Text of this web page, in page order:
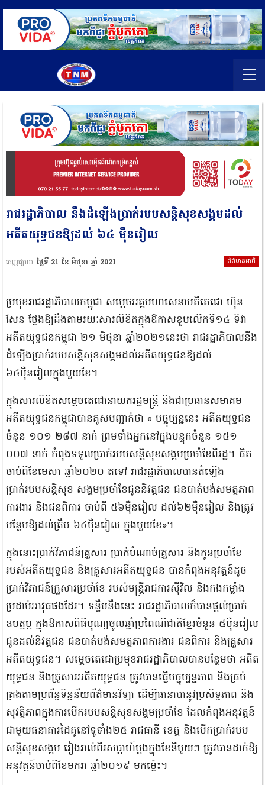
រាជរដ្ឋាភិបាល នឹងដំឡើងប្រាក់របបសន្តិសុខសង្គមដល់
អតីតយុទ្ធជនឱ្យដល់ ៦៤ ម៉ឺនរៀល
ព័ត៌មានជាតិ
ចេញផ្សាយ ថ្ងៃទី 21 ខែ មិថុនា ឆ្នាំ 2021
ប្រមុខរាជរដ្ឋាភិបាលកម្ពុជា សម្ដេចអគ្គមហាសេនាបតីតេជោ ហ៊ុន
សែន ថ្លែងឱ្យដឹងតាមរយៈសារលិខិតក្នុងឱកាសខួបលើកទី១៤ ទិវា
អតីតយុទ្ធជនកម្ពុជា ២១ មិថុនា ឆ្នាំ២០២១នេះថា រាជរដ្ឋាភិបាលនឹង
ដំឡើងប្រាក់របបសន្តិសុខសង្គមដល់អតីតយុទ្ធជនឱ្យដល់
៦៤ម៉ឺនរៀលក្នុងមួយខែ។
ក្នុងសារលិខិតសម្ដេចតេជោនាយករដ្ឋមន្ត្រី និងជាប្រធានសមាគម
អតីតយុទ្ធជនកម្ពុជាបានគូសបញ្ជាក់ថា « បច្ចុប្បន្ននេះ អតីតយុទ្ធជន
ចំនួន ១០១ ២៨៧ នាក់ ព្រមទាំងអ្នកនៅក្នុងបន្ទុកចំនួន ១៥១
០០៧ នាក់ កំពុងទទួលប្រាក់របបសន្តិសុខសង្គមប្រចាំខែពីរដ្ឋ។ គិត
ចាប់ពីខែមេសា ឆ្នាំ២០២០ តទៅ រាជរដ្ឋាភិបាលបានតំឡើង
ប្រាក់របបសន្តិសុខ សង្គមប្រចាំខែជូននិវត្តជន ជនបាត់បង់សមត្ថភាព
ការងារ និងជនពិការ ចាប់ពី ៥៦ម៉ឺនរៀល ដល់៦២ម៉ឺនរៀល និងត្រូវ
បន្ថែមឱ្យដល់ត្រឹម ៦៤ម៉ឺនរៀល ក្នុងមួយខែ»។
ក្នុងនោះប្រាក់វិភាជន៍គ្រួសារ ប្រាក់បំណាច់គ្រួសារ និងកូនប្រចាំខែ
របស់អតីតយុទ្ធជន និងគ្រួសារអតីតយុទ្ធជន បានកំពុងអនុវត្តន៍ដូច
ប្រាក់វិភាជន៍គ្រួសារប្រចាំខែ របស់មន្ត្រីរាជការស៊ីវិល និងកងកម្លាំង
ប្រដាប់អាវុធផងដែរ។ ទន្ទឹមនឹងនេះ រាជរដ្ឋាភិបាលក៏បានផ្តល់ប្រាក់
ឧបត្ថម្ភ ក្នុងឱកាសពិធីបុណ្យចូលឆ្នាំប្រពៃណីជាតិខ្មែរចំនួន ៥ម៉ឺនរៀល
ជូនដល់និវត្តជន ជនបាត់បង់សមត្ថភាពការងារ ជនពិការ និងគ្រួសារ
អតីតយុទ្ធជន។ សម្ដេចតេជោប្រមុខរាជរដ្ឋាភិបាលបានបន្ថែមថា អតីត
យុទ្ធជន និងគ្រួសារអតីតយុទ្ធជន ត្រូវបានធ្វើបច្ចុប្បន្នភាព និងគ្រប់
គ្រងតាមប្រព័ន្ធទិន្នន័យព័ត៌មានវិទ្យា ដើម្បីធានាបានូវប្រសិទ្ធភាព និង
សុវត្ថិភាពក្នុងការបើករបបសន្តិសុខសង្គមប្រចាំខែ ដែលកំពុងអនុវត្តន៍
ជាមួយធនាគារដៃគូនៅទូទាំង២៥ រាជធានី ខេត្ត និងបើកប្រាក់របប
សន្តិសុខសង្គម រៀងរាល់ពីរសប្តាហ៍ម្តងក្នុងខែនីមួយៗ ត្រូវបានដាក់ឱ្យ
អនុវត្តន៍ចាប់ពីខែមករា ឆ្នាំ២០១៩ មកម្ល៉េះ។